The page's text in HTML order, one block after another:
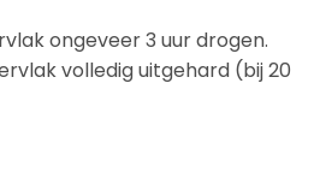
ongeveer 3 uur drogen.
volledig uitgehard (bij 20